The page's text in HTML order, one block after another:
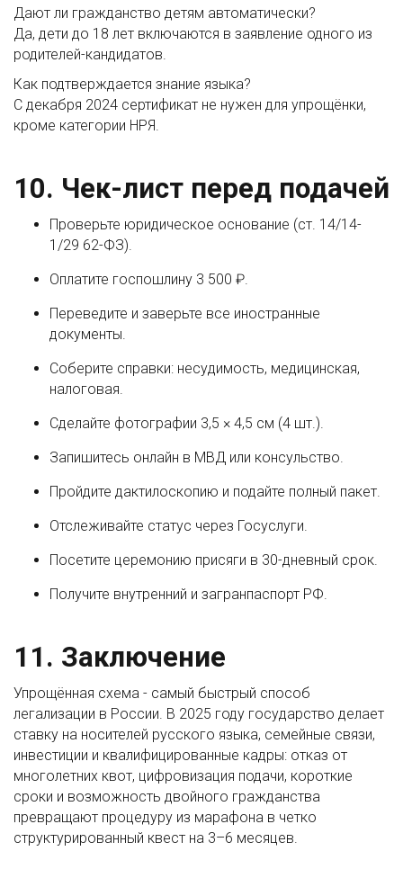
Дают ли гражданство детям автоматически?
Да, дети до 18 лет включаются в заявление одного из
родителей-кандидатов.
Как подтверждается знание языка?
С декабря 2024 сертификат не нужен для упрощёнки,
кроме категории НРЯ.
10. Чек-лист перед подачей
Проверьте юридическое основание (ст. 14/14-
1/29 62-ФЗ).
Оплатите госпошлину 3 500 ₽.
Переведите и заверьте все иностранные
документы.
Соберите справки: несудимость, медицинская,
налоговая.
Сделайте фотографии 3,5 × 4,5 см (4 шт.).
Запишитесь онлайн в МВД или консульство.
Пройдите дактилоскопию и подайте полный пакет.
Отслеживайте статус через Госуслуги.
Посетите церемонию присяги в 30-дневный срок.
Получите внутренний и загранпаспорт РФ.
11. Заключение
Упрощённая схема - самый быстрый способ
легализации в России. В 2025 году государство делает
ставку на носителей русского языка, семейные связи,
инвестиции и квалифицированные кадры: отказ от
многолетних квот, цифровизация подачи, короткие
сроки и возможность двойного гражданства
превращают процедуру из марафона в четко
структурированный квест на 3–6 месяцев.